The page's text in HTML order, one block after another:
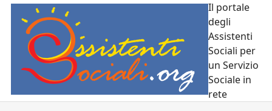
Il portale
degli
Assistenti
Sociali per
un Servizio
Sociale in
rete